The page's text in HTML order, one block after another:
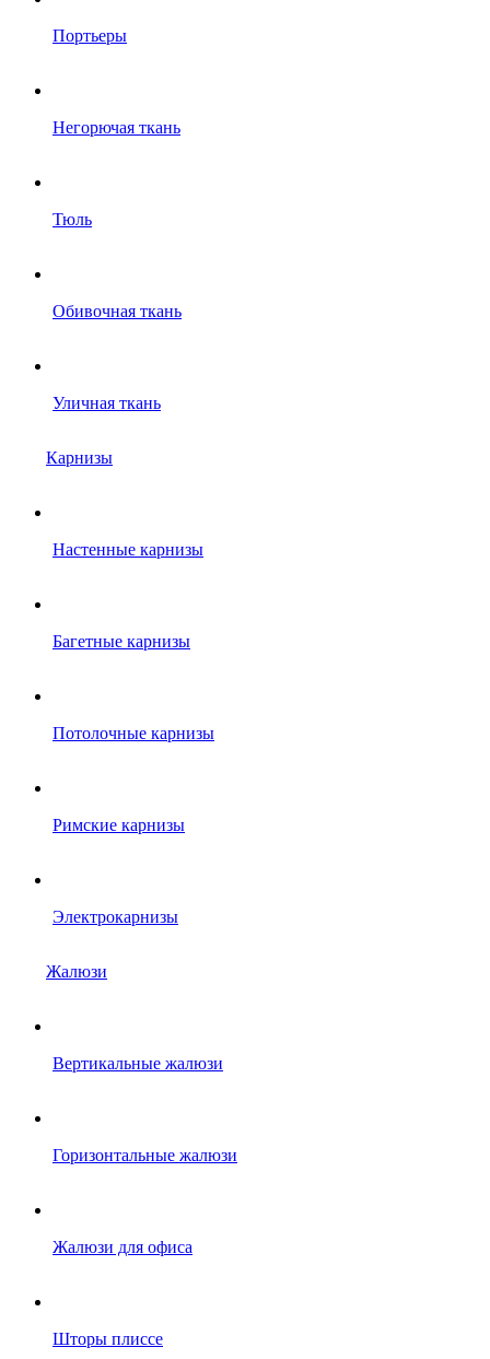
Портьеры
Негорючая ткань
Тюль
Обивочная ткань
Уличная ткань
Карнизы
Настенные карнизы
Багетные карнизы
Потолочные карнизы
Римские карнизы
Электрокарнизы
Жалюзи
Вертикальные жалюзи
Горизонтальные жалюзи
Жалюзи для офиса
Шторы плиссе